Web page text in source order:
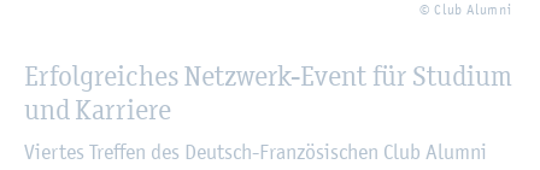
© Club Alum­ni
Er­folg­rei­ches Netz­werk-Event für Stu­di­um
und Kar­rie­re
Vier­tes Tref­fen des Deutsch-Fran­zö­si­schen Club Alum­ni